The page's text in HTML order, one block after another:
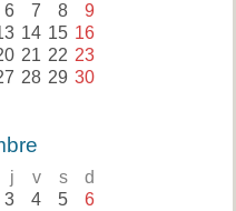
6 7 8 9
14 15 16
21 22 23
28 29 30
j v s d
3 4 5 6